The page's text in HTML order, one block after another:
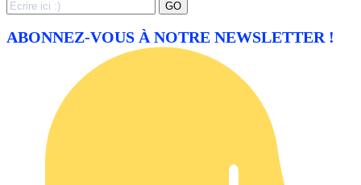
Search
for:
GO
ABONNEZ-VOUS À NOTRE NEWSLETTER !